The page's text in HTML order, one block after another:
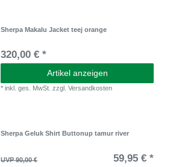
Sherpa Makalu Jacket teej orange
320,00 € *
Artikel anzeigen
*inkl. ges. MwSt. zzgl.Versandkosten
Sherpa Geluk Shirt Buttonup tamur river
UVP 90,00 € 59,95 € *